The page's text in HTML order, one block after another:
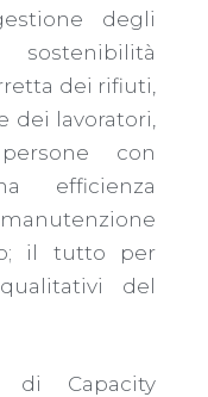
degli
dei rifiuti,
dei lavoratori,
con
efficienza
il tutto per
del
di Capacity